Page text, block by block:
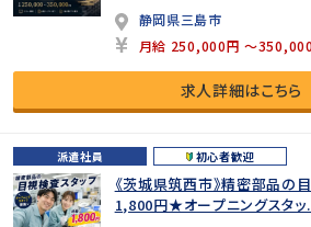
静岡県三島市
月給 250,000円 ～
求人詳細はこちら
派遣社員 初心者歓迎
《茨城県筑西市》精密部品の
1,800円★オープニングスタッ